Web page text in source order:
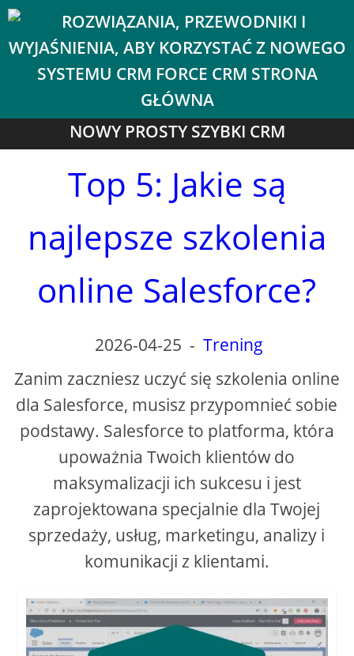
NOWY PROSTY SZYBKI CRM
Top 5: Jakie są
najlepsze szkolenia
online Salesforce?
2026-04-25 - Trening
Zanim zaczniesz uczyć się szkolenia online
dla Salesforce, musisz przypomnieć sobie
podstawy. Salesforce to platforma, która
upoważnia Twoich klientów do
maksymalizacji ich sukcesu i jest
zaprojektowana specjalnie dla Twojej
sprzedaży, usług, marketingu, analizy i
komunikacji z klientami.